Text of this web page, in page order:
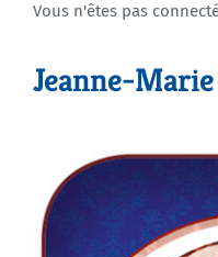
Agenda
Vous n'êtes pas
Jeanne-